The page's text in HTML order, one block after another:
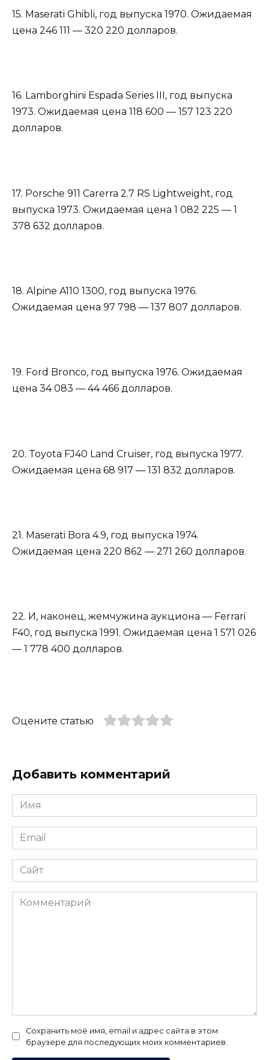
15. Maserati Ghibli, год выпуска 1970. Ожидаемая
цена 246 111 — 320 220 долларов.
16. Lamborghini Espada Series III, год выпуска
1973. Ожидаемая цена 118 600 — 157 123 220
долларов.
17. Porsche 911 Carerra 2.7 RS Lightweight, год
выпуска 1973. Ожидаемая цена 1 082 225 — 1
378 632 долларов.
18. Alpine A110 1300, год выпуска 1976.
Ожидаемая цена 97 798 — 137 807 долларов.
19. Ford Bronco, год выпуска 1976. Ожидаемая
цена 34 083 — 44 466 долларов.
20. Toyota FJ40 Land Cruiser, год выпуска 1977.
Ожидаемая цена 68 917 — 131 832 долларов.
21. Maserati Bora 4.9, год выпуска 1974.
Ожидаемая цена 220 862 — 271 260 долларов.
22. И, наконец, жемчужина аукциона — Ferrari
F40, год выпуска 1991. Ожидаемая цена 1 571 026
— 1 778 400 долларов.
Оцените статью
Добавить комментарий
Имя
*
Email
*
Сайт
Комментарий
Сохранить моё имя, email и адрес сайта в этом
браузере для последующих моих комментариев.